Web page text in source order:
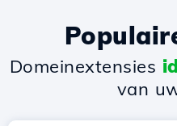
Domeinextensies
van